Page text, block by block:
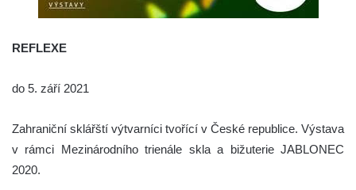
REFLEXE
do 5. září 2021
Zahraniční sklářští výtvarníci tvořící v České republice. Výstava
v rámci Mezinárodního trienále skla a bižuterie JABLONEC
2020.